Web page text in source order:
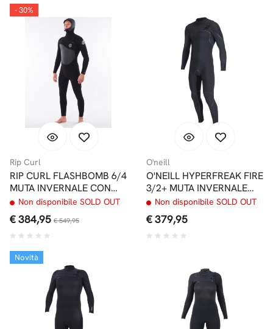
- 30%
Rip Curl
RIP CURL FLASHBOMB 6/4
MUTA INVERNALE CON
CAPPUCCIO FRONT ZIP
Non disponibile SOLD OUT
€ 384,95 € 549,95
O'neill
O'NEILL HYPERFREAK FIRE
3/2+ MUTA INVERNALE
FRONT ZIP
Non disponibile SOLD OUT
€ 379,95
Novità